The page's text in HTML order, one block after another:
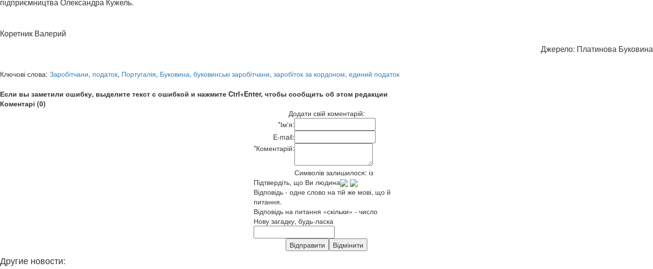
Коретник Валерий
Джерело: Платинова Буковина
Ключові слова: Заробітчани, податок, Португалія, Буковина, буковинські заробітчани, заробіток за кордоном, единий податок
Если вы заметили ошибку, выделите текст с ошибкой и нажмите Ctrl+Enter, чтобы сообщить об этом редакции
Коментарі (0)
Додати свій коментарій:
*Ім'я:
E-mail:
*Коментарій:
Символів залишилося: із
Підтвердіть, що Ви людина
Відповідь - одне слово на тій же мові, що й
питання.
Відповідь на питання «скільки» - число
Нову загадку, будь-ласка
Другие новости: